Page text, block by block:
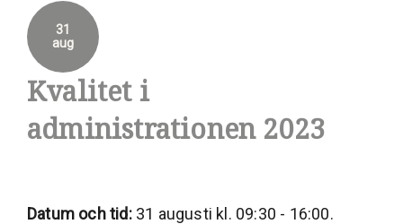
Kvalitet i
administrationen 2023
31
aug
Datum och tid:31 augusti kl. 09:30 - 16:00.